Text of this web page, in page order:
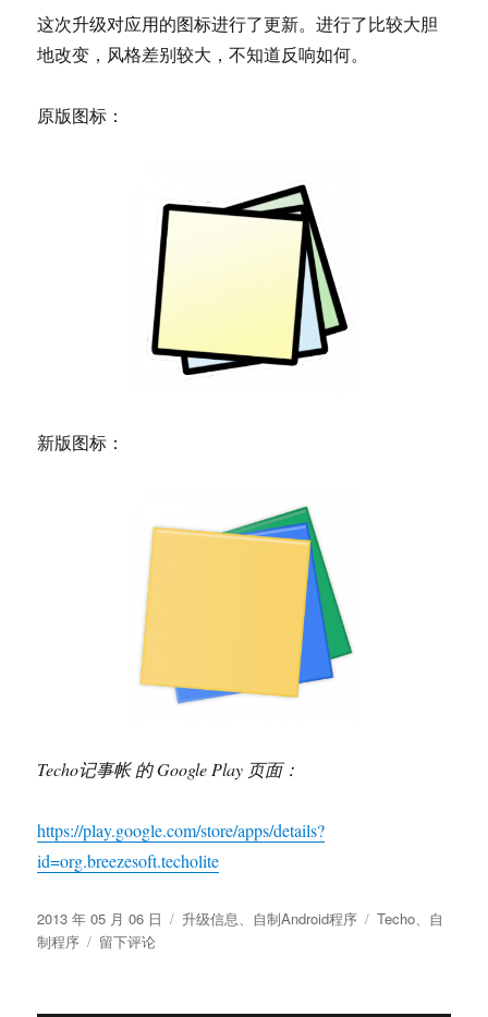
线，
轻
这次升级对应用的图标进行了更新。进行了比较大胆
地改变，风格差别较大，不知道反响如何。
原版图标：
新版图标：
Techo记事帐 的 Google Play 页面：
https://play.google.com/store/apps/details?
id=org.breezesoft.techolite
发
布
2013 年 05 月 06 日
分
升级信息、 自制Android程序
标
Techo、 自
制程序
于
记
留下评论